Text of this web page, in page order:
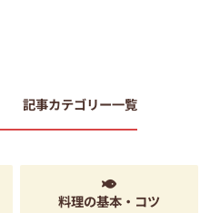
記事カテゴリー一覧
料理の基本・コツ